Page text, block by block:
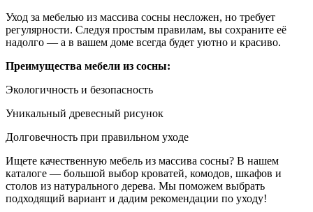
Уход за мебелью из массива сосны несложен, но требует
регулярности. Следуя простым правилам, вы сохраните её
надолго — а в вашем доме всегда будет уютно и красиво.
Преимущества мебели из сосны:
Экологичность и безопасность
Уникальный древесный рисунок
Долговечность при правильном уходе
Ищете качественную мебель из массива сосны? В нашем
каталоге — большой выбор кроватей, комодов, шкафов и
столов из натурального дерева. Мы поможем выбрать
подходящий вариант и дадим рекомендации по уходу!